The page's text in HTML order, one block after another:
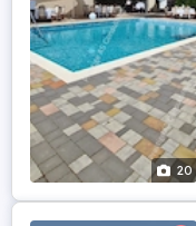
20